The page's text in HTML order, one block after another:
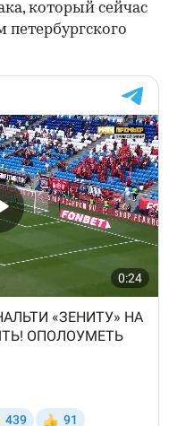
который сейчас
петербургского